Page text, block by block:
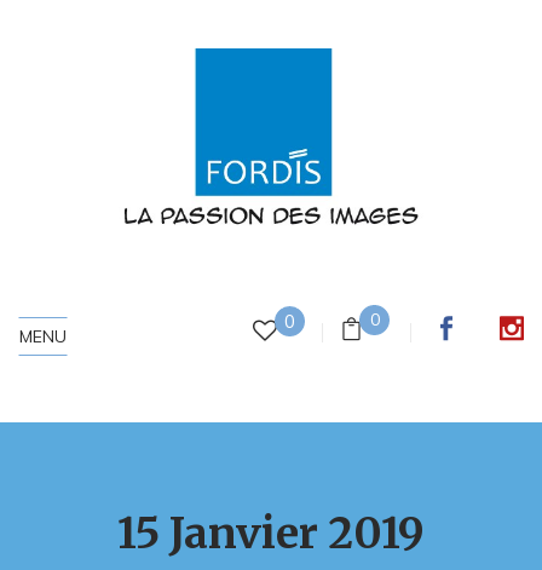
0 0
MENU
15 Janvier 2019